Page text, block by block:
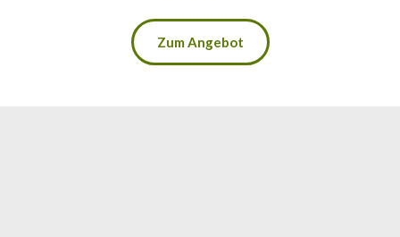
Zum Angebot